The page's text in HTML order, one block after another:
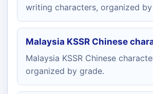
writing characters, organized by
Malaysia KSSR Chinese
Malaysia KSSR Chinese
organized by grade.